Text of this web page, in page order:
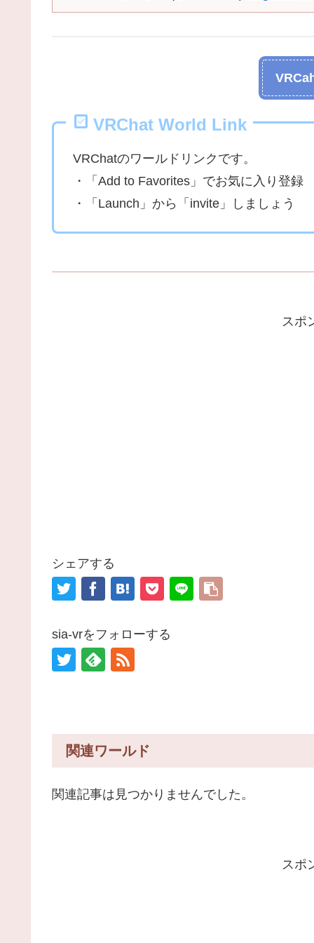
VRChat World Link
VRChatのワールドリンクです。
・「Add to Favorites」でお気に入り登録
・「Launch」から「invite」しましょう
スポ
シェアする
sia-vrをフォローする
関連ワールド
関連記事は見つかりませんでした。
スポ